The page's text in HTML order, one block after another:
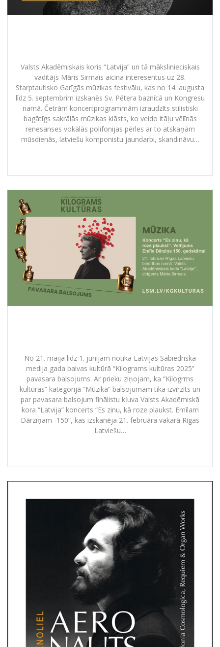
Valsts Akadēmiskais koris “Latvija” un tā mākslinieciskais
vadītājs Māris Sirmais aicina interesentus uz 28.
Starptautisko Garīgās mūzikas festivālu, kas no 14. augusta
līdz 5. septembrim izskanēs Sv. Pētera baznīcā un Kongresu
namā. Četrām koncertprogrammām izraudzīts stilistiski
bagātīgs sakrālās mūzikas klāsts, ko veido itāļu vēlīnās
renesanses vokālās polifonijas pērles ar to atskaņām
mūsdienās, latviešu komponistu jaundarbi, skandināvu…
No 21. maija līdz 1. jūnijam notika Latvijas Sabiedriskā
medija gada balvas kultūrā “Kilograms kultūras 2025”
pavasara balsojums. Ar prieku ziņojam, ka “Kilogrms
kultūras” kategorijā “Mūzika” balsojumam tika izvirzīts un
par pavasara balsojum finālistu kļuva Valsts Akadēmiskā
kora “Latvija” koncerts “Es zinu, kā roze plaukst. Emīlam
Dārziņam -150”, kas izskanēja 21. februāra vakarā Rīgas
Latviešu…